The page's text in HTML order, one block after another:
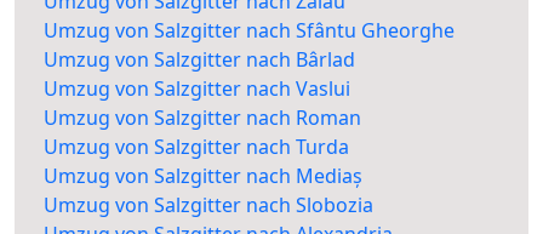
Umzug von Salzgitter nach Sfântu Gheorghe
Umzug von Salzgitter nach Bârlad
Umzug von Salzgitter nach Vaslui
Umzug von Salzgitter nach Roman
Umzug von Salzgitter nach Turda
Umzug von Salzgitter nach Mediaș
Umzug von Salzgitter nach Slobozia